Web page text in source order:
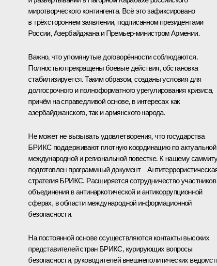
миротворческого контингента. Всё это зафиксировано
в трёхстороннем заявлении, подписанном президентами
России, Азербайджана и Премьер-министром Армении.
Важно, что упомянутые договорённости соблюдаются.
Полностью прекращены боевые действия, обстановка
стабилизируется. Таким образом, созданы условия для
долгосрочного и полноформатного урегулирования кризиса,
причём на справедливой основе, в интересах как
азербайджанского, так и армянского народа.
Не может не вызывать удовлетворения, что государства
БРИКС поддерживают плотную координацию по актуальной
международной и региональной повестке. К нашему
подготовлен программный документ –
стратегия БРИКС. Расширяется сотрудничество участников
объединения в антинаркотической и антикоррупционной
сферах, в области международной информационной
безопасности.
На постоянной основе осуществляются контакты высоких
представителей стран БРИКС, курирующих вопросы
безопасности, руководителей внешнеполитических